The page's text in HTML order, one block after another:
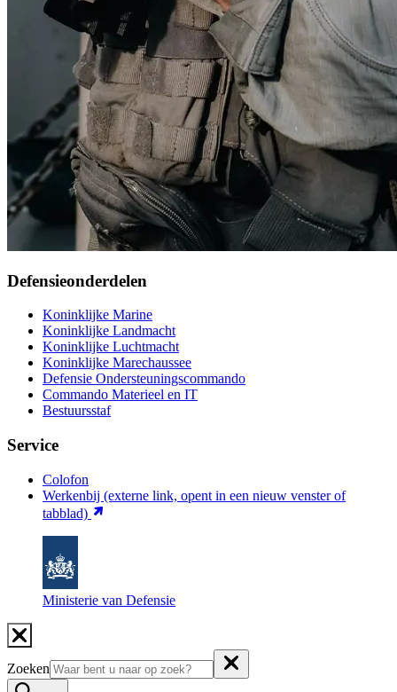
Defensieonderdelen
Koninklijke Marine
Koninklijke Landmacht
Koninklijke Luchtmacht
Koninklijke Marechaussee
Defensie Ondersteuningscommando
Commando Materieel en IT
Bestuursstaf
Service
Colofon
Werkenbij (externe link, opent in een nieuw venster of
tabblad)
Ministerie van Defensie
Zoeken